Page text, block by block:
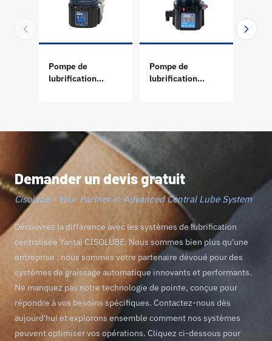
Pompe de
lubrification
Pompe de
lubrification
Demander un devis gratuit
Cisolube - Your Partner in Advanced Central Lube System
Découvrez la différence avec les systèmes de lubrification
centralisée Yantai CISOLUBE. Nous sommes bien plus qu'une
entreprise : nous sommes votre partenaire dévoué pour des
systèmes de graissage automatique innovants et performants.
Ne manquez pas notre technologie de pointe, conçue pour
répondre à vos besoins spécifiques. Contactez-nous dès
aujourd'hui et explorons ensemble comment nos systèmes
peuvent optimiser vos opérations. Cliquez ci-dessous pour